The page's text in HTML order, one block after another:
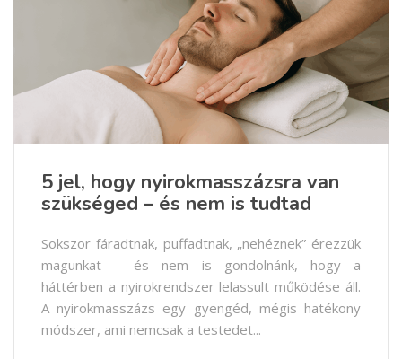
5 jel, hogy nyirokmasszázsra van
szükséged – és nem is tudtad
Sokszor fáradtnak, puffadtnak, „nehéznek” érezzük
magunkat – és nem is gondolnánk, hogy a
háttérben a nyirokrendszer lelassult működése áll.
A nyirokmasszázs egy gyengéd, mégis hatékony
módszer, ami nemcsak a testedet...